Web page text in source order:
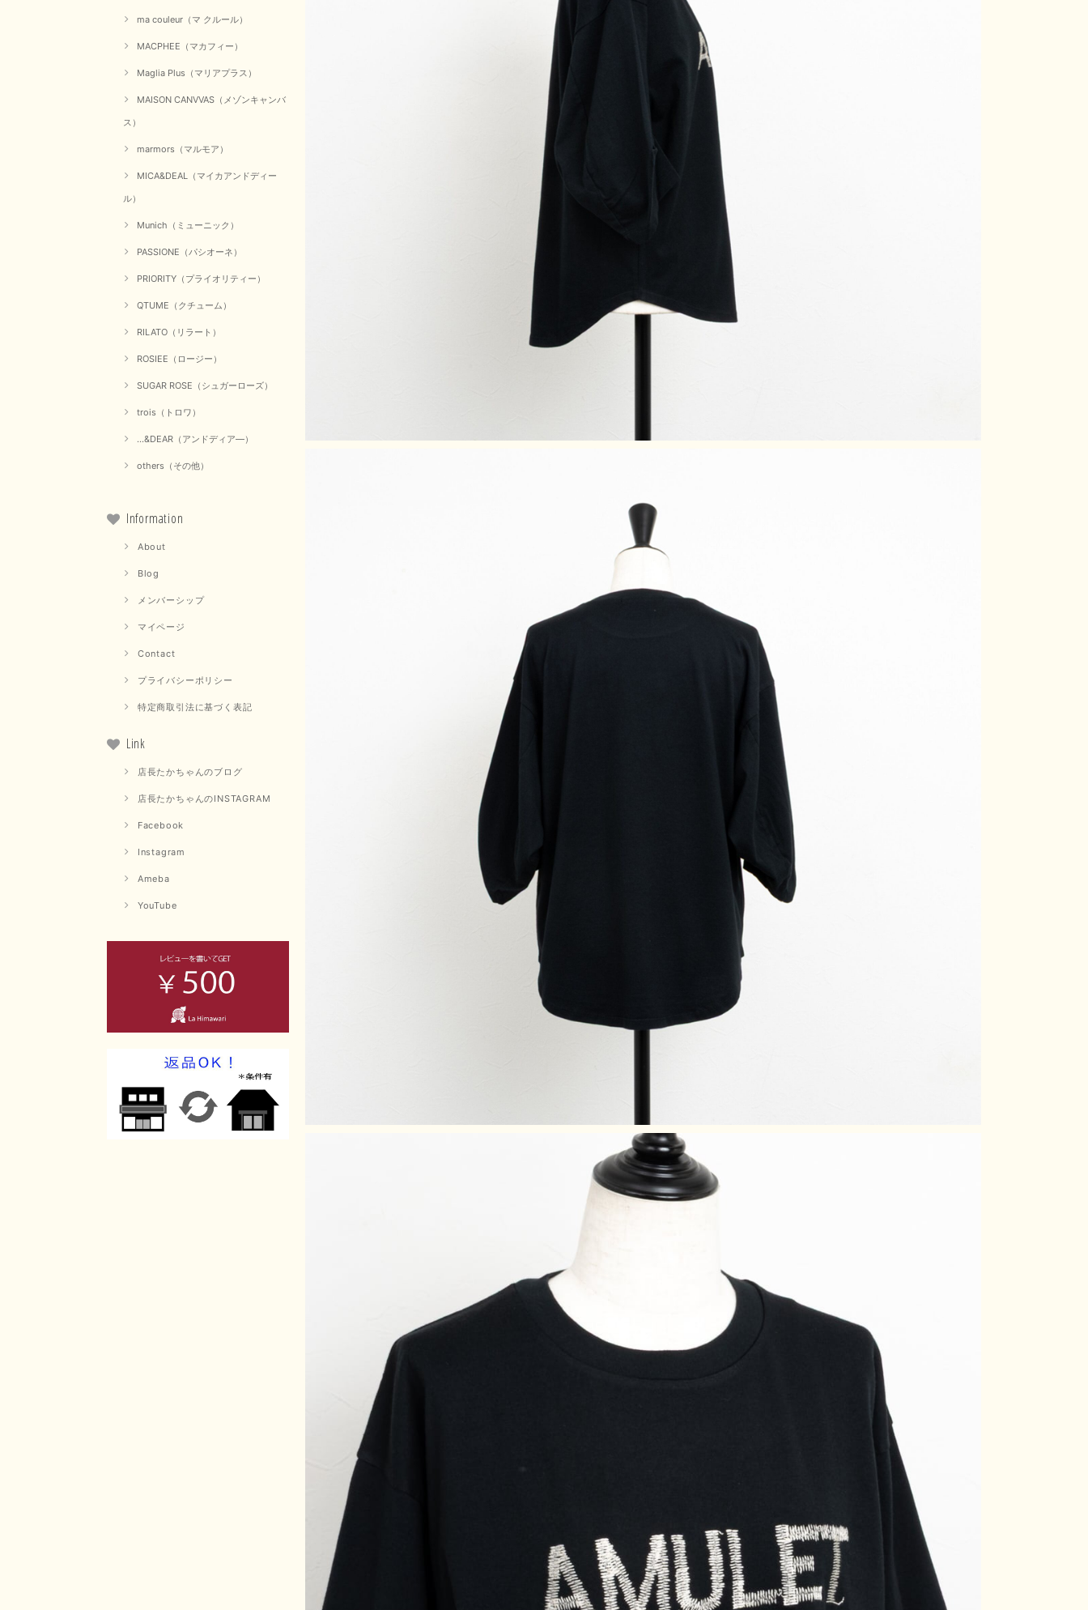
ma couleur（マ クルール）
MACPHEE（マカフィー）
Maglia Plus（マリアプラス）
MAISON CANVVAS（メゾンキャンバ
ス）
marmors（マルモア）
MICA&DEAL（マイカアンドディー
ル）
Munich（ミューニック）
PASSIONE（パシオーネ）
PRIORITY（プライオリティー）
QTUME（クチューム）
RILATO（リラート）
ROSIEE（ロージー）
SUGAR ROSE（シュガーローズ）
trois（トロワ）
...&DEAR（アンドディア―）
others（その他）
Information
About
Blog
メンバーシップ
マイページ
Contact
プライバシーポリシー
特定商取引法に基づく表記
Link
店長たかちゃんのブログ
店長たかちゃんのINSTAGRAM
Facebook
Instagram
Ameba
YouTube